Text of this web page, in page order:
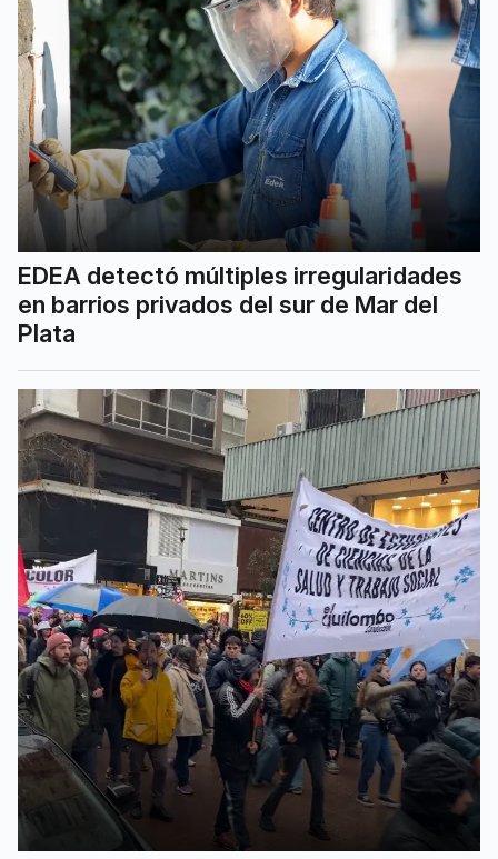
EDEA detectó múltiples irregularidades
en barrios privados del sur de Mar del
Plata